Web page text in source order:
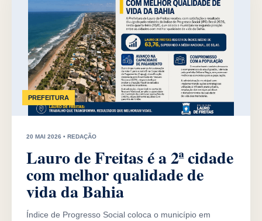
PREFEITURA
20 MAI 2026 • REDAÇÃO
Lauro de Freitas é a 2ª cidade
com melhor qualidade de
vida da Bahia
Índice de Progresso Social coloca o município em